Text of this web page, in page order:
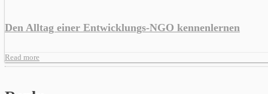
Den Alltag einer Entwicklungs-NGO kennenlernen
Read more